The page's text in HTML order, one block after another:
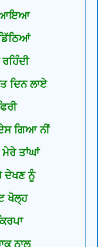
ਆਇਆ
ਦਿਨ ਲਾਏ
ਗਿਆ ਨੀਂ
ਤਾਂਘਾਂ
ਦੇਖਣ ਨੂੰ
ਖੋਲ੍ਹ
ਨਾਲ